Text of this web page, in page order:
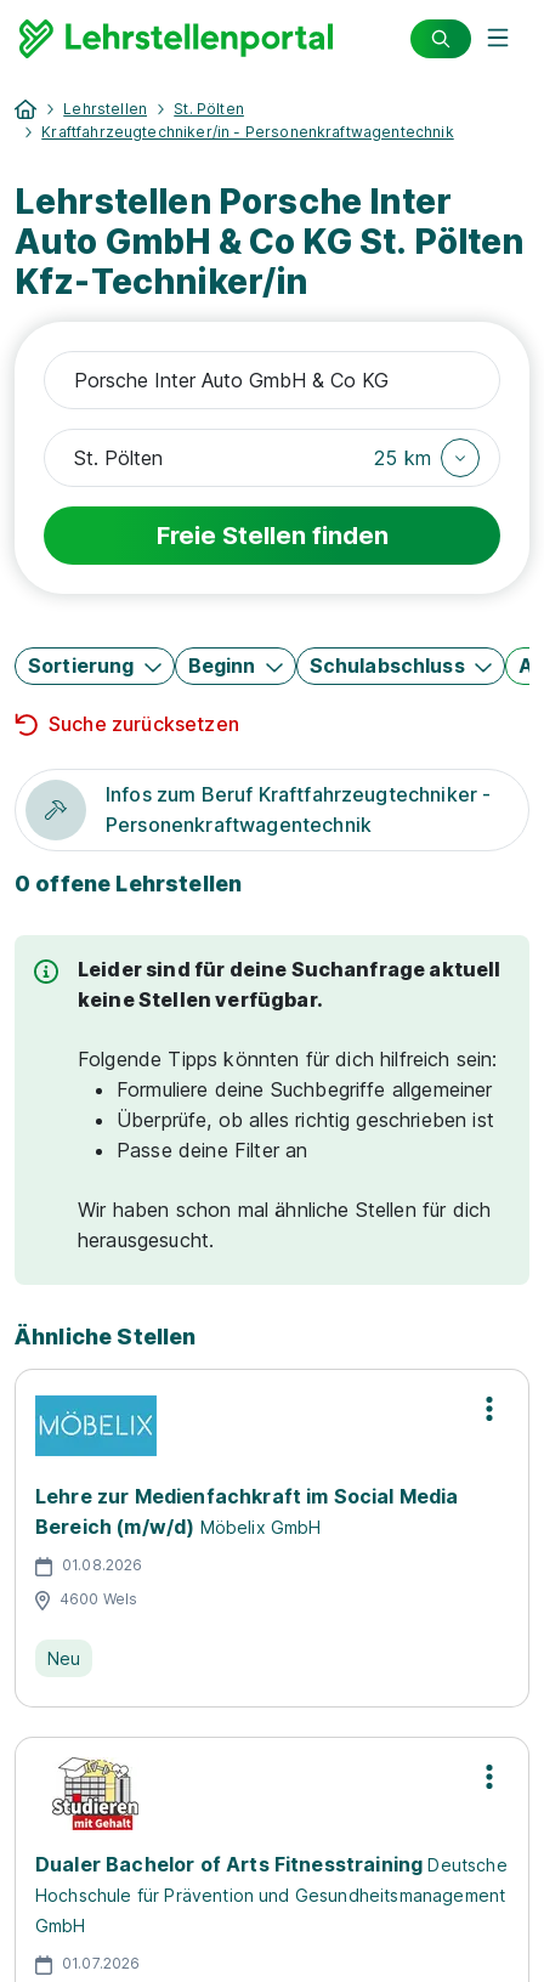
Lehrstellen
St. Pölten
Kraftfahrzeugtechniker/in - Personenkraftwagentechnik
Lehrstellen Porsche Inter
Auto GmbH & Co KG St. Pölten
Kfz-Techniker/in
25 km
Freie Stellen finden
Sortierung Beginn Schulabschluss
Suche zurücksetzen
Infos zum Beruf Kraftfahrzeugtechniker -
Personenkraftwagentechnik
0 offene Lehrstellen
Leider sind für deine Suchanfrage aktuell
keine Stellen verfügbar.
Folgende Tipps könnten für dich hilfreich sein:
Formuliere deine Suchbegriffe allgemeiner
Überprüfe, ob alles richtig geschrieben ist
Passe deine Filter an
Wir haben schon mal ähnliche Stellen für dich
herausgesucht.
Ähnliche Stellen
Lehre zur Medienfachkraft im Social Media
Bereich (m/w/d) Möbelix GmbH
01.08.2026
4600 Wels
Neu
Dualer Bachelor of Arts Fitnesstraining Deutsche
Hochschule für Prävention und Gesundheitsmanagement
GmbH
01.07.2026